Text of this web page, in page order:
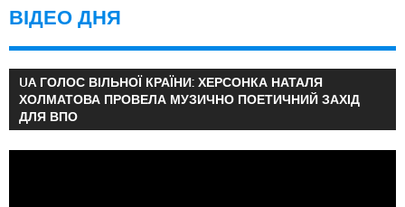
ВІДЕО ДНЯ
UA ГОЛОС ВІЛЬНОЇ КРАЇНИ: ХЕРСОНКА НАТАЛЯ
ХОЛМАТОВА ПРОВЕЛА МУЗИЧНО ПОЕТИЧНИЙ ЗАХІД
ДЛЯ ВПО